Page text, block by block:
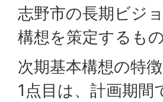
志野市の長期ビジ
構想を策定するもの
次期基本構想の特
1点目は、計画期